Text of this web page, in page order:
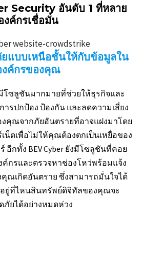
Security อันดับ 1 ที่หลาย
งค์กรเชื่อมั่น
แบบเหนือชั้นให้กับข้อมูลใน
งค์กรของคุณ
มีโซลูชันมากมายที่ช่วยให้ธุรกิจและ
รปกป้อง ป้องกัน และลดความเสี่ยง
คุณจากภัยอันตรายที่อาจแฝงมาโดย
น็ตเพื่อไม่ให้คุณต้องตกเป็นเหยื่อของ
อีกทั้ง BEV Cyber ยังมีโซลูชันที่คอย
ค์กรและตรวจหาช่องโหว่พร้อมแจ้ง
ณเกิดอันตราย ซึ่งสามารถมั่นใจได้
ยู่ที่ไหนสินทรัพย์ดิจิทัลของคุณจะ
ภัยได้อย่างหมดห่วง